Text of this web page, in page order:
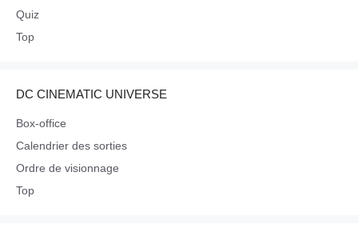
Quiz
Top
DC CINEMATIC UNIVERSE
Box-office
Calendrier des sorties
Ordre de visionnage
Top